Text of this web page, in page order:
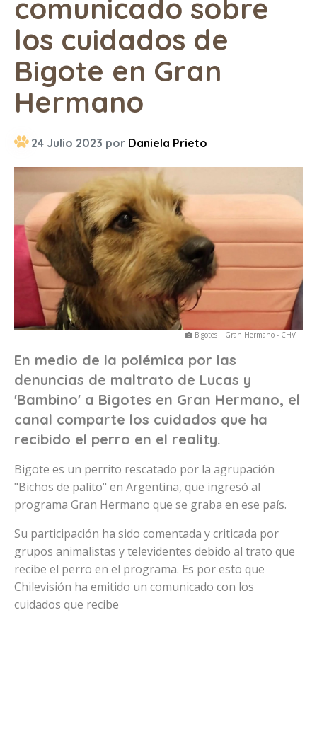
comunicado sobre
los cuidados de
Bigote en Gran
Hermano
24 Julio 2023 por Daniela Prieto
Bigotes | Gran Hermano - CHV
En medio de la polémica por las
denuncias de maltrato de Lucas y
'Bambino' a Bigotes en Gran Hermano, el
canal comparte los cuidados que ha
recibido el perro en el reality.
Bigote es un perrito rescatado por la agrupación
"Bichos de palito" en Argentina, que ingresó al
programa Gran Hermano que se graba en ese país.
Su participación ha sido comentada y criticada por
grupos animalistas y televidentes debido al trato que
recibe el perro en el programa. Es por esto que
Chilevisión ha emitido un comunicado con los
cuidados que recibe